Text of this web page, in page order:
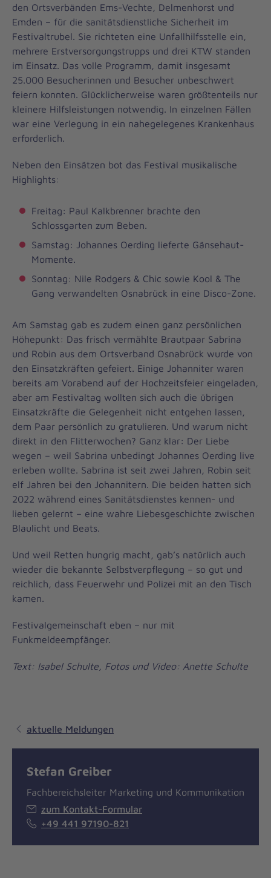
den Ortsverbänden Ems-Vechte, Delmenhorst und
Emden – für die sanitätsdienstliche Sicherheit im
Festivaltrubel. Sie richteten eine Unfallhilfsstelle ein,
mehrere Erstversorgungstrupps und drei KTW standen
im Einsatz. Das volle Programm, damit insgesamt
25.000 Besucherinnen und Besucher unbeschwert
feiern konnten. Glücklicherweise waren größtenteils nur
kleinere Hilfsleistungen notwendig. In einzelnen Fällen
war eine Verlegung in ein nahegelegenes Krankenhaus
erforderlich.
Neben den Einsätzen bot das Festival musikalische
Highlights:
Freitag: Paul Kalkbrenner brachte den
Schlossgarten zum Beben.
Samstag: Johannes Oerding lieferte Gänsehaut-
Momente.
Sonntag: Nile Rodgers & Chic sowie Kool & The
Gang verwandelten Osnabrück in eine Disco-Zone.
Am Samstag gab es zudem einen ganz persönlichen
Höhepunkt: Das frisch vermählte Brautpaar Sabrina
und Robin aus dem Ortsverband Osnabrück wurde von
den Einsatzkräften gefeiert. Einige Johanniter waren
bereits am Vorabend auf der Hochzeitsfeier eingeladen,
aber am Festivaltag wollten sich auch die übrigen
Einsatzkräfte die Gelegenheit nicht entgehen lassen,
dem Paar persönlich zu gratulieren. Und warum nicht
direkt in den Flitterwochen? Ganz klar: Der Liebe
wegen – weil Sabrina unbedingt Johannes Oerding live
erleben wollte. Sabrina ist seit zwei Jahren, Robin seit
elf Jahren bei den Johannitern. Die beiden hatten sich
2022 während eines Sanitätsdienstes kennen- und
lieben gelernt – eine wahre Liebesgeschichte zwischen
Blaulicht und Beats.
Und weil Retten hungrig macht, gab’s natürlich auch
wieder die bekannte Selbstverpflegung – so gut und
reichlich, dass Feuerwehr und Polizei mit an den Tisch
kamen.
Festivalgemeinschaft eben – nur mit
Funkmeldeempfänger.
Text: Isabel Schulte, Fotos und Video: Anette Schulte
aktuelle Meldungen
Stefan Greiber
Fachbereichsleiter Marketing und Kommunikation
zum Kontakt-Formular
+49 441 97190-821